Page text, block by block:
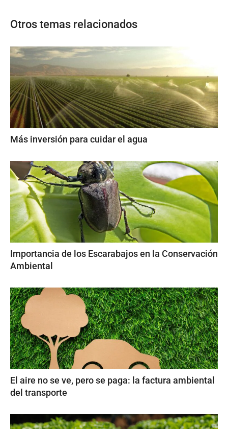
Otros temas relacionados
Más inversión para cuidar el agua
Importancia de los Escarabajos en la Conservación
Ambiental
El aire no se ve, pero se paga: la factura ambiental
del transporte